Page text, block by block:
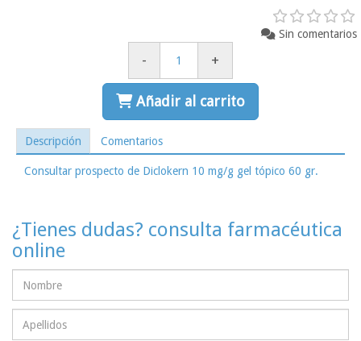
Sin comentarios
- +
Añadir al carrito
Descripción Comentarios
Consultar prospecto de Diclokern 10 mg/g gel tópico 60 gr.
¿Tienes dudas? consulta farmacéutica
online